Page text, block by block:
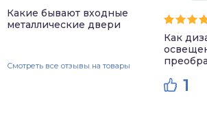
Какие бывают входные
металлические двери
Смотреть все отзывы на товары
Как
1